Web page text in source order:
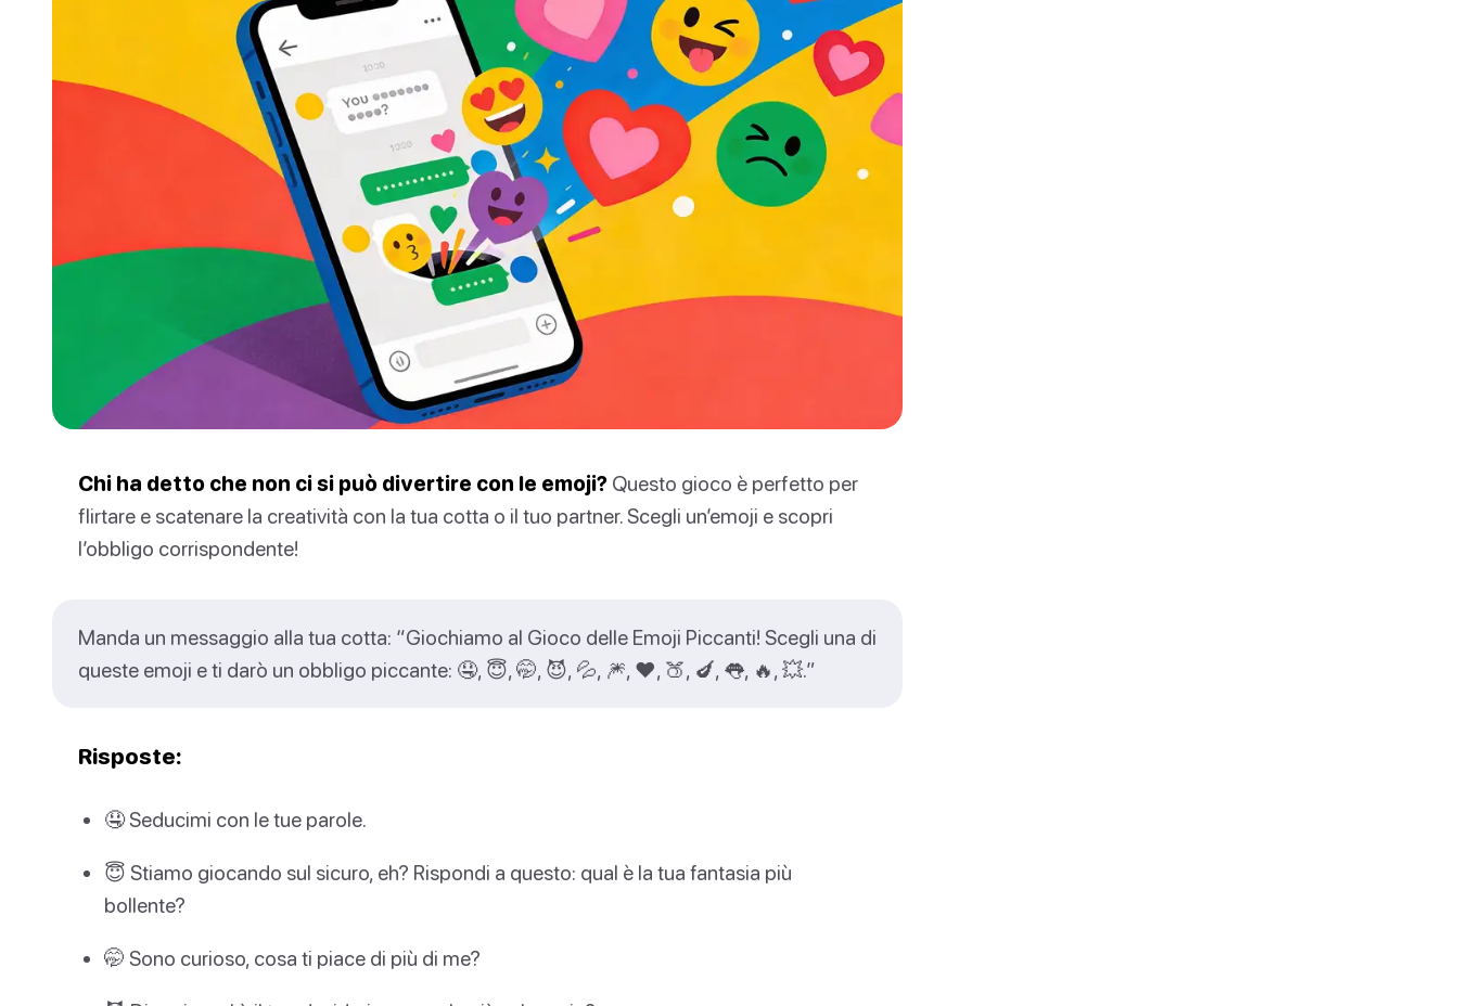
Chi ha detto che non ci si può divertire con le emoji? Questo gioco è perfetto per
flirtare e scatenare la creatività con la tua cotta o il tuo partner. Scegli un’emoji e scopri
l’obbligo corrispondente!
Manda un messaggio alla tua cotta: “Giochiamo al Gioco delle Emoji Piccanti! Scegli una di
queste emoji e ti darò un obbligo piccante: 🤤, 😇, 🤭, 😈, 💦, 🎆, ❤️, 🍑, 🍆, 👅, 🔥, 💥.”
Risposte:
🤤 Seducimi con le tue parole.
😇 Stiamo giocando sul sicuro, eh? Rispondi a questo: qual è la tua fantasia più
bollente?
🤭 Sono curioso, cosa ti piace di più di me?